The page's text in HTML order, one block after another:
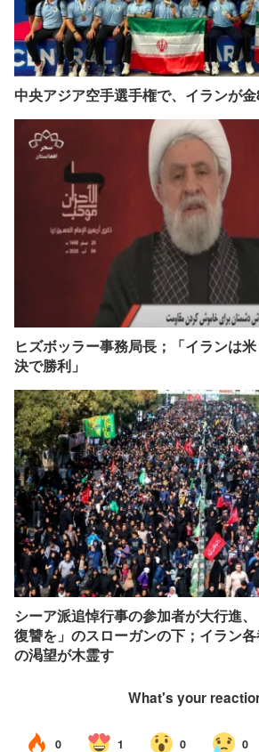
中央アジア空手選手権で、イランが
ヒズボッラー事務局長；「イランは
決で勝利」
シーア派追悼行事の参加者が大行進
復讐を」のスローガンの下；イラン
の渇望が木霊す